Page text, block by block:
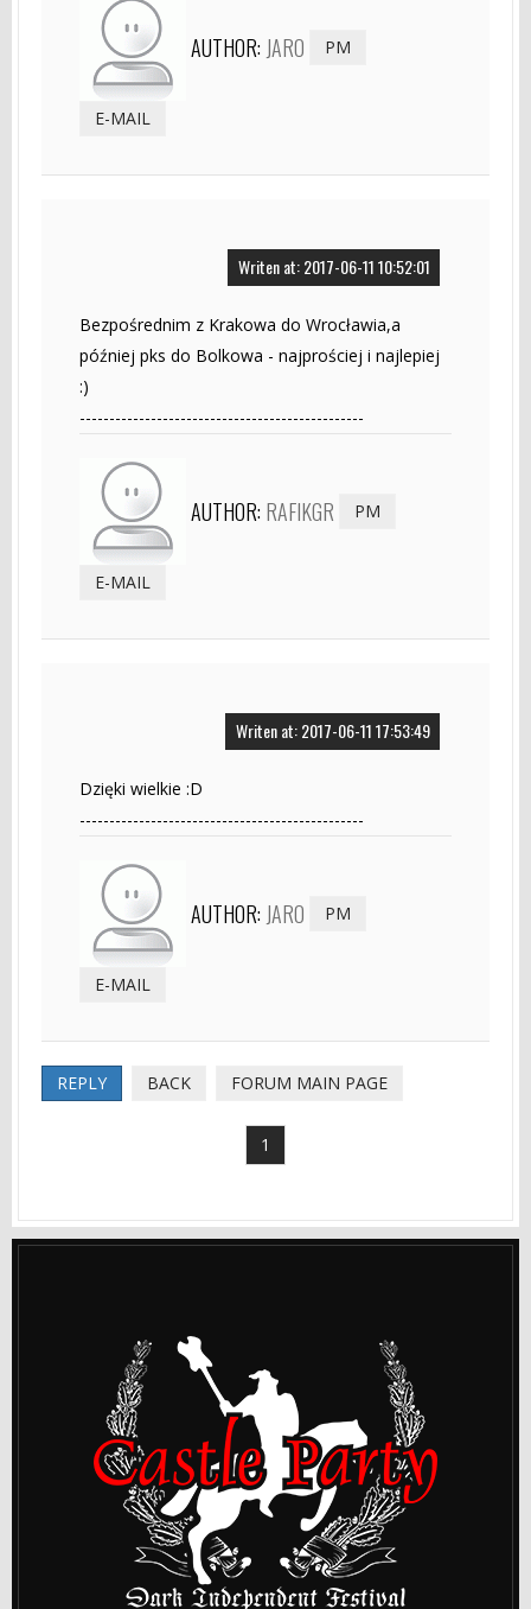
AUTHOR: JARO PM
E-MAIL
Writen at: 2017-06-11 10:52:01
Bezpośrednim z Krakowa do Wrocławia,a
później pks do Bolkowa - najprościej i najlepiej
:)
------------------------------------------------
AUTHOR: RAFIKGR PM
E-MAIL
Writen at: 2017-06-11 17:53:49
Dzięki wielkie :D
------------------------------------------------
AUTHOR: JARO PM
E-MAIL
REPLY BACK FORUM MAIN PAGE
1